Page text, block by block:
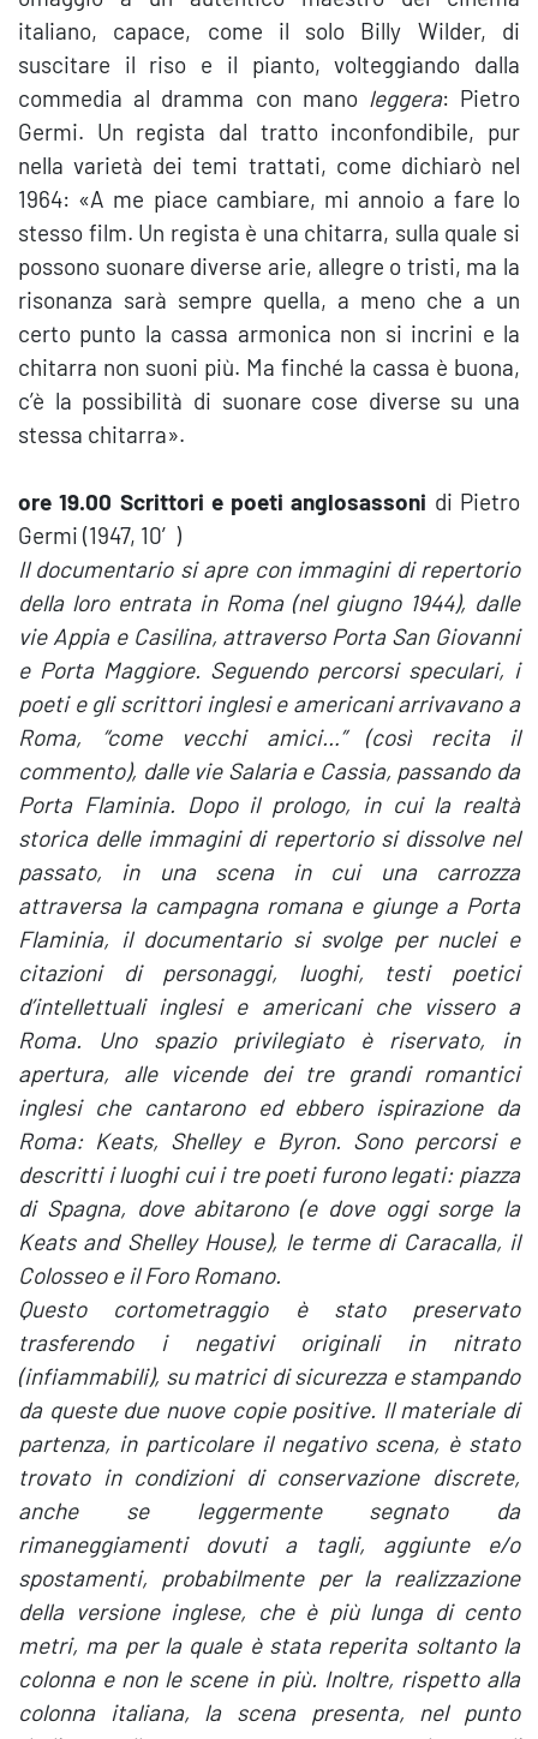
italiano, capace, come il solo Billy Wilder, di
suscitare il riso e il pianto, volteggiando dalla
commedia al dramma con mano leggera: Pietro
Germi. Un regista dal tratto inconfondibile, pur
nella varietà dei temi trattati, come dichiarò nel
1964: «A me piace cambiare, mi annoio a fare lo
stesso film. Un regista è una chitarra, sulla quale si
possono suonare diverse arie, allegre o tristi, ma la
risonanza sarà sempre quella, a meno che a un
certo punto la cassa armonica non si incrini e la
chitarra non suoni più. Ma finché la cassa è buona,
c’è la possibilità di suonare cose diverse su una
stessa chitarra».
ore 19.00 Scrittori e poeti anglosassoni di Pietro
Germi (1947, 10′)
Il documentario si apre con immagini di repertorio
della loro entrata in Roma (nel giugno 1944), dalle
vie Appia e Casilina, attraverso Porta San Giovanni
e Porta Maggiore. Seguendo percorsi speculari, i
poeti e gli scrittori inglesi e americani arrivavano a
Roma, “come vecchi amici…” (così recita il
commento), dalle vie Salaria e Cassia, passando da
Porta Flaminia. Dopo il prologo, in cui la realtà
storica delle immagini di repertorio si dissolve nel
passato, in una scena in cui una carrozza
attraversa la campagna romana e giunge a Porta
Flaminia, il documentario si svolge per nuclei e
citazioni di personaggi, luoghi, testi poetici
d’intellettuali inglesi e americani che vissero a
Roma. Uno spazio privilegiato è riservato, in
apertura, alle vicende dei tre grandi romantici
inglesi che cantarono ed ebbero ispirazione da
Roma: Keats, Shelley e Byron. Sono percorsi e
descritti i luoghi cui i tre poeti furono legati: piazza
di Spagna, dove abitarono (e dove oggi sorge la
Keats and Shelley House), le terme di Caracalla, il
Colosseo e il Foro Romano.
Questo cortometraggio è stato preservato
trasferendo i negativi originali in nitrato
(infiammabili), su matrici di sicurezza e stampando
da queste due nuove copie positive. Il materiale di
partenza, in particolare il negativo scena, è stato
trovato in condizioni di conservazione discrete,
anche se leggermente segnato da
rimaneggiamenti dovuti a tagli, aggiunte e/o
spostamenti, probabilmente per la realizzazione
della versione inglese, che è più lunga di cento
metri, ma per la quale è stata reperita soltanto la
colonna e non le scene in più. Inoltre, rispetto alla
colonna italiana, la scena presenta, nel punto